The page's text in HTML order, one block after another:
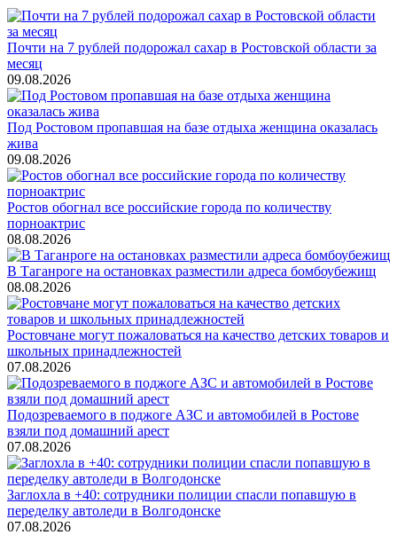
Почти на 7 рублей подорожал сахар в Ростовской области за
месяц
09.08.2026
Под Ростовом пропавшая на базе отдыха женщина оказалась
жива
09.08.2026
Ростов обогнал все российские города по количеству
порноактрис
08.08.2026
В Таганроге на остановках разместили адреса бомбоубежищ
08.08.2026
Ростовчане могут пожаловаться на качество детских товаров и
школьных принадлежностей
07.08.2026
Подозреваемого в поджоге АЗС и автомобилей в Ростове
взяли под домашний арест
07.08.2026
Заглохла в +40: сотрудники полиции спасли попавшую в
переделку автоледи в Волгодонске
07.08.2026